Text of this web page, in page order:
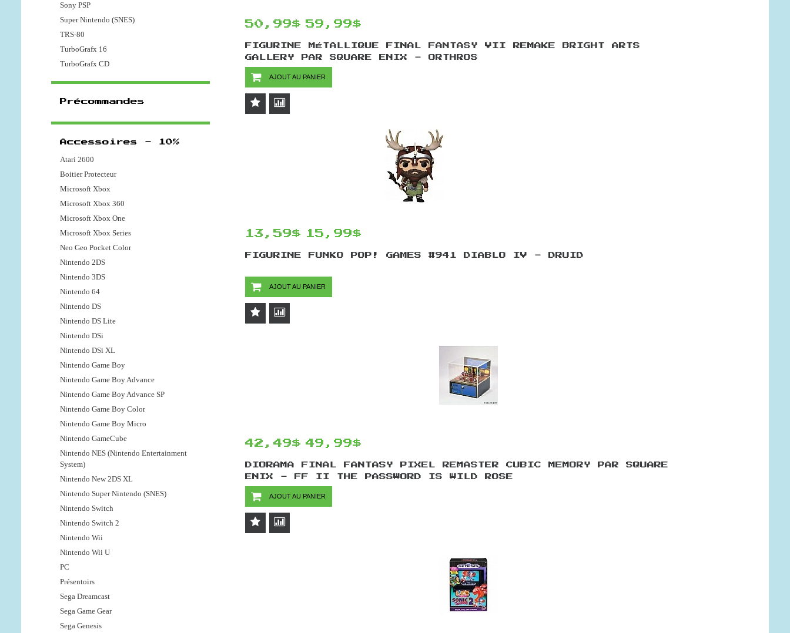
50,99$ 59,99$
FIGURINE MÉTALLIQUE FINAL FANTASY VII REMAKE BRIGHT ARTS
GALLERY PAR SQUARE ENIX - ORTHROS
AJOUT AU PANIER
13,59$ 15,99$
FIGURINE FUNKO POP! GAMES #941 DIABLO IV - DRUID
AJOUT AU PANIER
42,49$ 49,99$
DIORAMA FINAL FANTASY PIXEL REMASTER CUBIC MEMORY PAR SQUARE
ENIX - FF II THE PASSWORD IS WILD ROSE
AJOUT AU PANIER
Sony PSP
Super Nintendo (SNES)
TRS-80
TurboGrafx 16
TurboGrafx CD
Précommandes
Accessoires - 10%
Atari 2600
Boitier Protecteur
Microsoft Xbox
Microsoft Xbox 360
Microsoft Xbox One
Microsoft Xbox Series
Neo Geo Pocket Color
Nintendo 2DS
Nintendo 3DS
Nintendo 64
Nintendo DS
Nintendo DS Lite
Nintendo DSi
Nintendo DSi XL
Nintendo Game Boy
Nintendo Game Boy Advance
Nintendo Game Boy Advance SP
Nintendo Game Boy Color
Nintendo Game Boy Micro
Nintendo GameCube
Nintendo NES (Nintendo Entertainment
System)
Nintendo New 2DS XL
Nintendo Super Nintendo (SNES)
Nintendo Switch
Nintendo Switch 2
Nintendo Wii
Nintendo Wii U
PC
Présentoirs
Sega Dreamcast
Sega Game Gear
Sega Genesis